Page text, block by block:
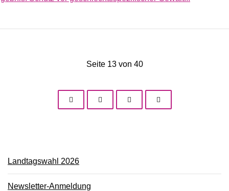
Seite 13 von 40
Landtagswahl 2026
Newsletter-Anmeldung